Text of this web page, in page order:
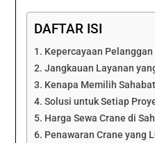
DAFTAR ISI
Kepercayaan
Jangkauan Layanan
Kenapa Memilih
Solusi untuk Setiap
Harga Sewa Crane di
Penawaran Crane yang